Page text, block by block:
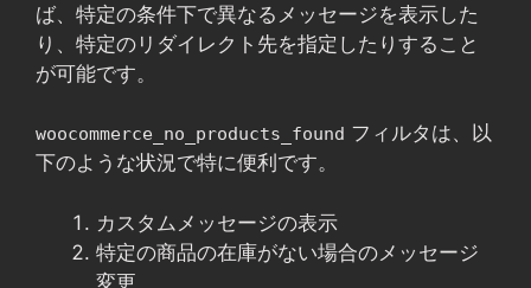
ば、特定の条件下で異なるメッセージを表示した
り、特定のリダイレクト先を指定したりすること
が可能です。
woocommerce_no_products_found フィルタは、以
下のような状況で特に便利です。
カスタムメッセージの表示
特定の商品の在庫がない場合のメッセージ
変更